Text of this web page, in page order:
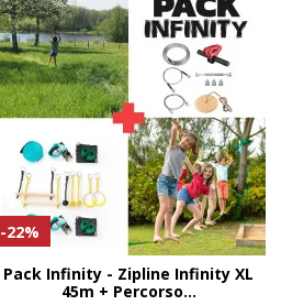
-22%
Pack Infinity - Zipline Infinity XL
45m + Percorso...